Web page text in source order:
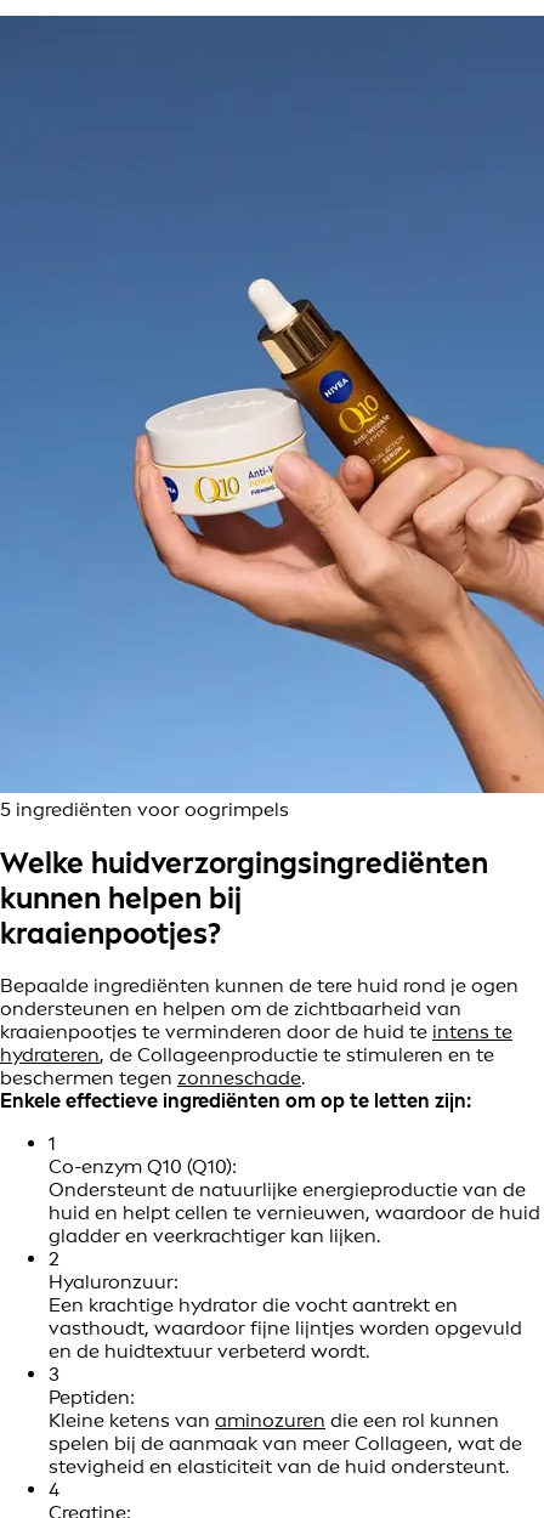
5 ingrediënten voor oogrimpels
Welke huidverzorgingsingrediënten
kunnen helpen bij
kraaienpootjes?
Bepaalde ingrediënten kunnen de tere huid rond je ogen
ondersteunen en helpen om de zichtbaarheid van
kraaienpootjes te verminderen door de huid te intens te
hydrateren, de Collageenproductie te stimuleren en te
beschermen tegen zonneschade.
Enkele effectieve ingrediënten om op te letten zijn:
1
Co-enzym Q10 (Q10):
Ondersteunt de natuurlijke energieproductie van de
huid en helpt cellen te vernieuwen, waardoor de huid
gladder en veerkrachtiger kan lijken.
2
Hyaluronzuur:
Een krachtige hydrator die vocht aantrekt en
vasthoudt, waardoor fijne lijntjes worden opgevuld
en de huidtextuur verbeterd wordt.
3
Peptiden:
Kleine ketens van aminozuren die een rol kunnen
spelen bij de aanmaak van meer Collageen, wat de
stevigheid en elasticiteit van de huid ondersteunt.
4
Creatine: